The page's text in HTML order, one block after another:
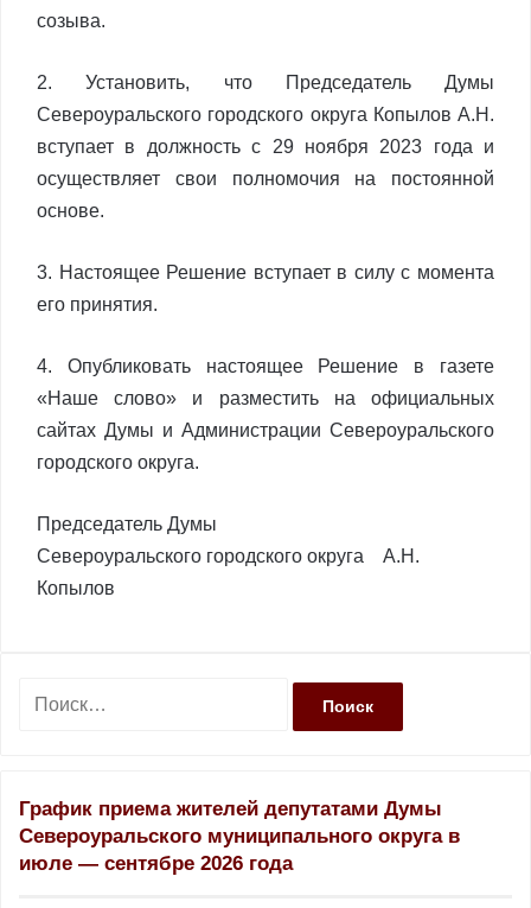
созыва.
2. Установить, что Председатель Думы
Североуральского городского округа Копылов А.Н.
вступает в должность с 29 ноября 2023 года и
осуществляет свои полномочия на постоянной
основе.
3. Настоящее Решение вступает в силу с момента
его принятия.
4. Опубликовать настоящее Решение в газете
«Наше слово» и разместить на официальных
сайтах Думы и Администрации Североуральского
городского округа.
Председатель Думы
Североуральского городского округа А.Н.
Копылов
:График приема жителей депутатами Думы
Североуральского муниципального округа в
июле — сентябре 2026 года